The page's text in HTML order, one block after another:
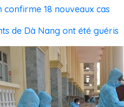
confirme 18 nouveaux cas
de Dà Nang ont été guéris